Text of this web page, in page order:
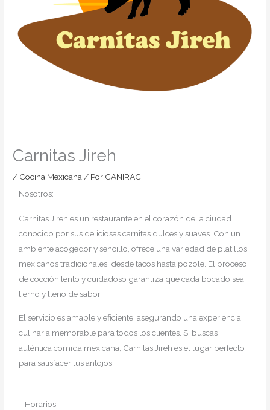
Carnitas Jireh
/ Cocina Mexicana / Por CANIRAC
Nosotros:
Carnitas Jireh es un restaurante en el corazón de la ciudad
conocido por sus deliciosas carnitas dulces y suaves. Con un
ambiente acogedor y sencillo, ofrece una variedad de platillos
mexicanos tradicionales, desde tacos hasta pozole. El proceso
de cocción lento y cuidadoso garantiza que cada bocado sea
tierno y lleno de sabor.
El servicio es amable y eficiente, asegurando una experiencia
culinaria memorable para todos los clientes. Si buscas
auténtica comida mexicana, Carnitas Jireh es el lugar perfecto
para satisfacer tus antojos.
Horarios: